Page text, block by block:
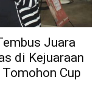
Juara
di Kejuaraan
Cup